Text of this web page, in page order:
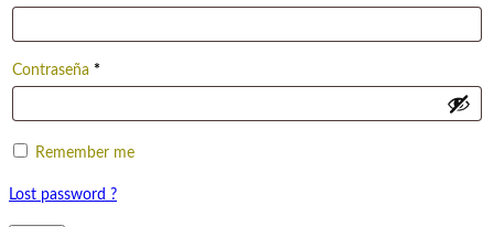
Contraseña *
Remember me
Lost password ?